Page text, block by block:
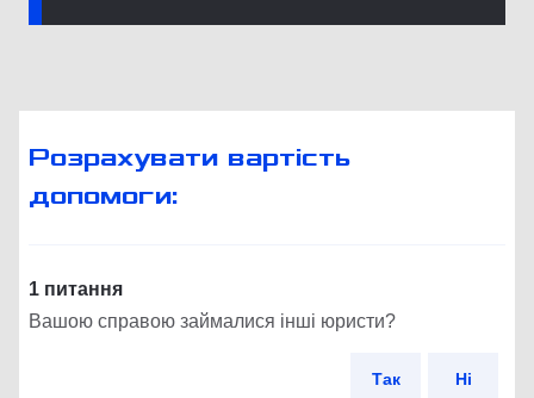
Розрахувати вартість
допомоги:
1 питання
Вашою справою займалися інші юристи?
Так Ні